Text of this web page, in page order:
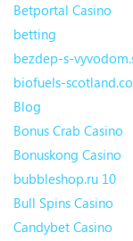
Betportal Casino
betting
bezdep-s-
biofuels-
Blog
Bonus Crab Casino
Bonuskong Casino
bubbleshop.ru 10
Bull Spins Casino
Candybet Casino